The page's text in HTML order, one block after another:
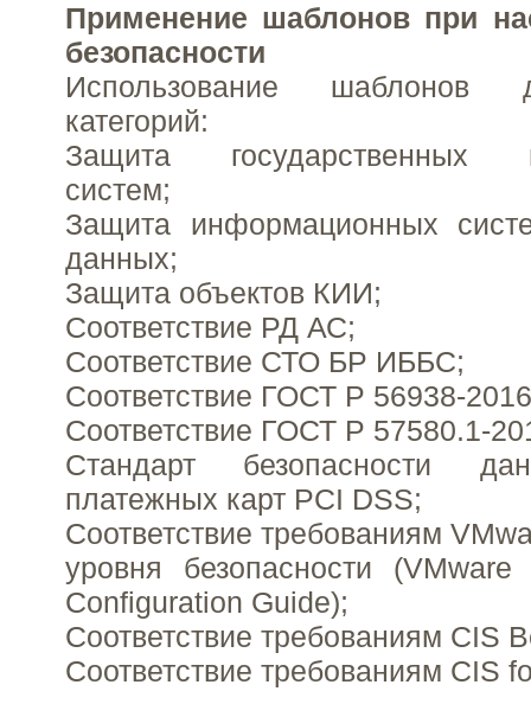
Применение шаблонов при
безопасности
Использование шаблонов
категорий:
Защита государственных
систем;
Защита информационных
данных;
Защита объектов КИИ;
Соответствие РД АС;
Соответствие СТО БР ИББС;
Соответствие ГОСТ Р 56938-
Соответствие ГОСТ Р 57580.1-
Стандарт безопасности
платежных карт PCI DSS;
Соответствие требованиям
уровня безопасности
Configuration Guide);
Соответствие требованиям CIS
Соответствие требованиям CIS